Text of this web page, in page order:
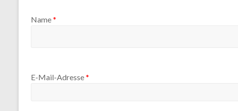
Name*
E-Mail-Adresse*